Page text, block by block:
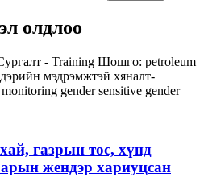
олдлоо
- Training Шошго: petroleum
мэдрэмжтэй хяналт-
monitoring gender sensitive gender
газрын тос, хүнд
жендэр хариуцсан